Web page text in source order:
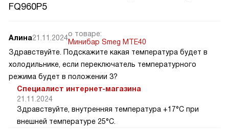
FQ960P5
Алина21.11.2024о товаре:
Минибар Smeg MTE40
Здравствуйте. Подскажите какая температура будет в
холодильнике, если переключатель температурного
режима будет в положении 3?
Специалист интернет-магазина
21.11.2024
Здравствуйте, внутренняя температура +17°C при
внешней температуре 25°C.